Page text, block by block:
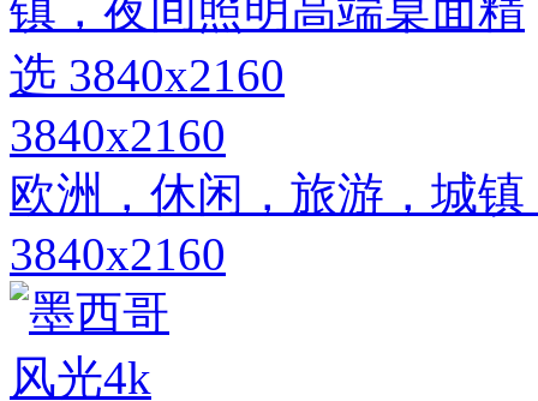
3840x2160
欧洲，休闲，旅游，城
3840x2160